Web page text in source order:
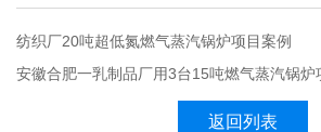
纺织厂20吨超低氮燃气蒸汽锅炉项目案例
安徽合肥一乳制品厂用3台15吨燃气蒸汽锅炉
返回列表